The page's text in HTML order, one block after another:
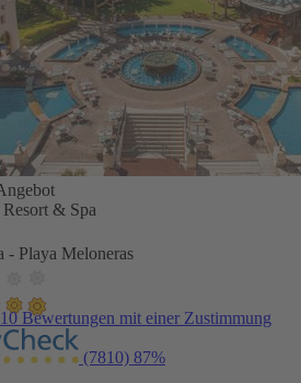
& Spa
- Playa Meloneras
Bewertungen mit einer Zustimmung
(7810) 87%